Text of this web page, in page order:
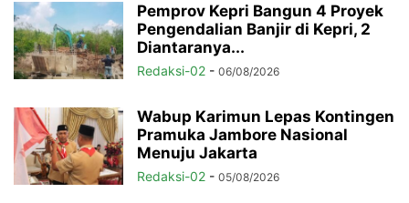
Pemprov Kepri Bangun 4 Proyek
Pengendalian Banjir di Kepri, 2
Diantaranya...
Redaksi-02 - 06/08/2026
Wabup Karimun Lepas Kontingen
Pramuka Jambore Nasional
Menuju Jakarta
Redaksi-02 - 05/08/2026